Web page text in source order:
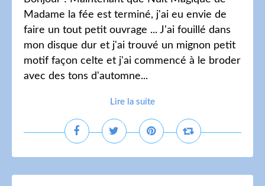
Madame la fée est terminé, j'ai eu envie de
faire un tout petit ouvrage ... J'ai fouillé dans
mon disque dur et j'ai trouvé un mignon petit
motif façon celte et j'ai commencé à le broder
avec des tons d'automne...
Lire la suite